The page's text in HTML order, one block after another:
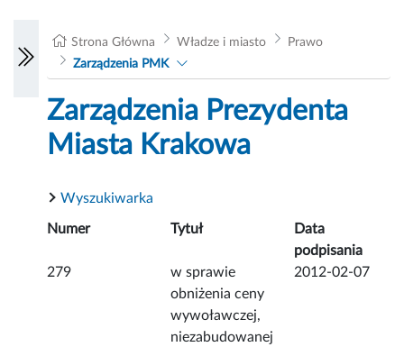
Strona Główna Władze i miasto
Prawo
Zarządzenia PMK
Zarządzenia Prezydenta
Miasta Krakowa
Wyszukiwarka
Numer Tytuł
Data
podpisania
279
w sprawie
obniżenia ceny
wywoławczej,
niezabudowanej
2012-02-07